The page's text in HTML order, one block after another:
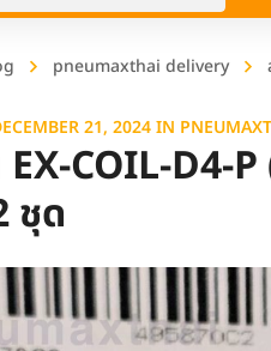
pneumaxthai delivery
21, 2024IN
COIL-D4-P
ชุด